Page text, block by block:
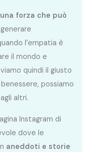
forza che può
l’empatia è
il mondo e
quindi il giusto
possiamo
altri.
Instagram di
dove le
aneddoti e storie